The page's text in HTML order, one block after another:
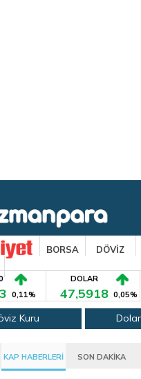
BORSA DÖVİZ
0,11%
DOLAR
47,5918 0,05%
Kuru
KAP HABERLERİ SON DAKİKA